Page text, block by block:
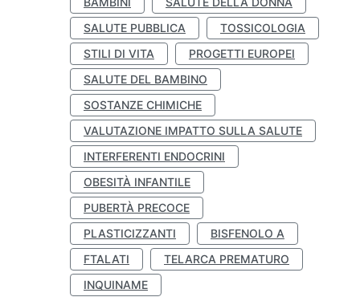
SALUTE PUBBLICA
TOSSICOLOGIA
STILI DI VITA
PROGETTI EUROPEI
SALUTE DEL BAMBINO
SOSTANZE CHIMICHE
VALUTAZIONE IMPATTO SULLA SALUTE
INTERFERENTI ENDOCRINI
OBESITÀ INFANTILE
PUBERTÀ PRECOCE
PLASTICIZZANTI
BISFENOLO A
FTALATI
TELARCA PREMATURO
INQUINAME